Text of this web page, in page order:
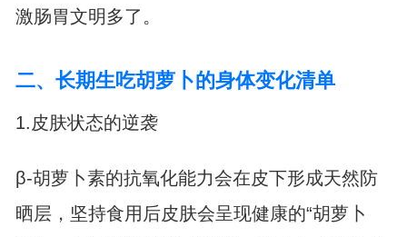
激肠胃文明多了。
二、长期生吃胡萝卜的身体变化清单
1.皮肤状态的逆袭
β-胡萝卜素的抗氧化能力会在皮下形成天然防
晒层，坚持食用后皮肤会呈现健康的“胡萝卜